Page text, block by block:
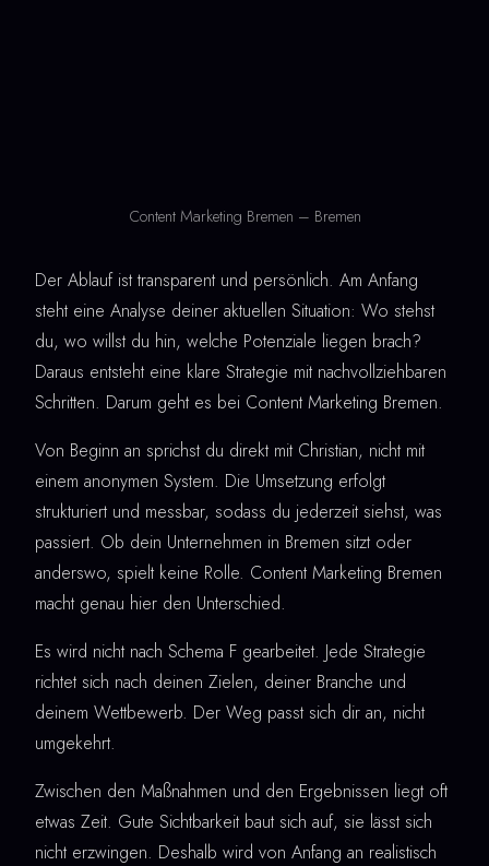
Content Marketing Bremen – Bremen
Der Ablauf ist transparent und persönlich. Am Anfang
steht eine Analyse deiner aktuellen Situation: Wo stehst
du, wo willst du hin, welche Potenziale liegen brach?
Daraus entsteht eine klare Strategie mit nachvollziehbaren
Schritten. Darum geht es bei Content Marketing Bremen.
Von Beginn an sprichst du direkt mit Christian, nicht mit
einem anonymen System. Die Umsetzung erfolgt
strukturiert und messbar, sodass du jederzeit siehst, was
passiert. Ob dein Unternehmen in Bremen sitzt oder
anderswo, spielt keine Rolle. Content Marketing Bremen
macht genau hier den Unterschied.
Es wird nicht nach Schema F gearbeitet. Jede Strategie
richtet sich nach deinen Zielen, deiner Branche und
deinem Wettbewerb. Der Weg passt sich dir an, nicht
umgekehrt.
Zwischen den Maßnahmen und den Ergebnissen liegt oft
etwas Zeit. Gute Sichtbarkeit baut sich auf, sie lässt sich
nicht erzwingen. Deshalb wird von Anfang an realistisch